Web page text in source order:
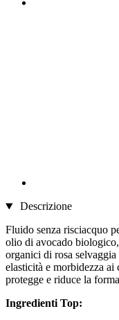
Descrizione
Fluido senza risciacquo
olio di avocado
organici di rosa
elasticità e morbidezza
protegge e riduce la
Ingredienti Top: